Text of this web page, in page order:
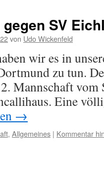
SV
von Udo Wickenfeld
wir es in
zu tun.
Mannschaft
Eine
→
, Allgemeines | Kommentar